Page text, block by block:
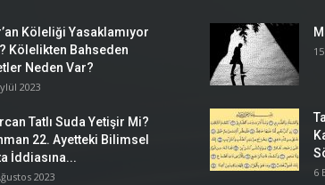
Köleliği Yasaklamıyor
Kölelikten Bahseden
Neden Var?
2023
Tatlı Suda Yetişir Mi?
22. Ayetteki Bilimsel
İddiasına...
2023 6